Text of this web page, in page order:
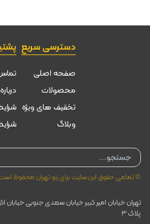
دسترسی سریع
صفحه اصلی
محصولات
تخقیف های ویژه
وبلاگ
Products
search
© تمامی حقوق این سایت برای رنو تهران محفوظ
تهران خیابان امیر کبیر خیابان سعدی جنوبی خیابان
پلاک ۳